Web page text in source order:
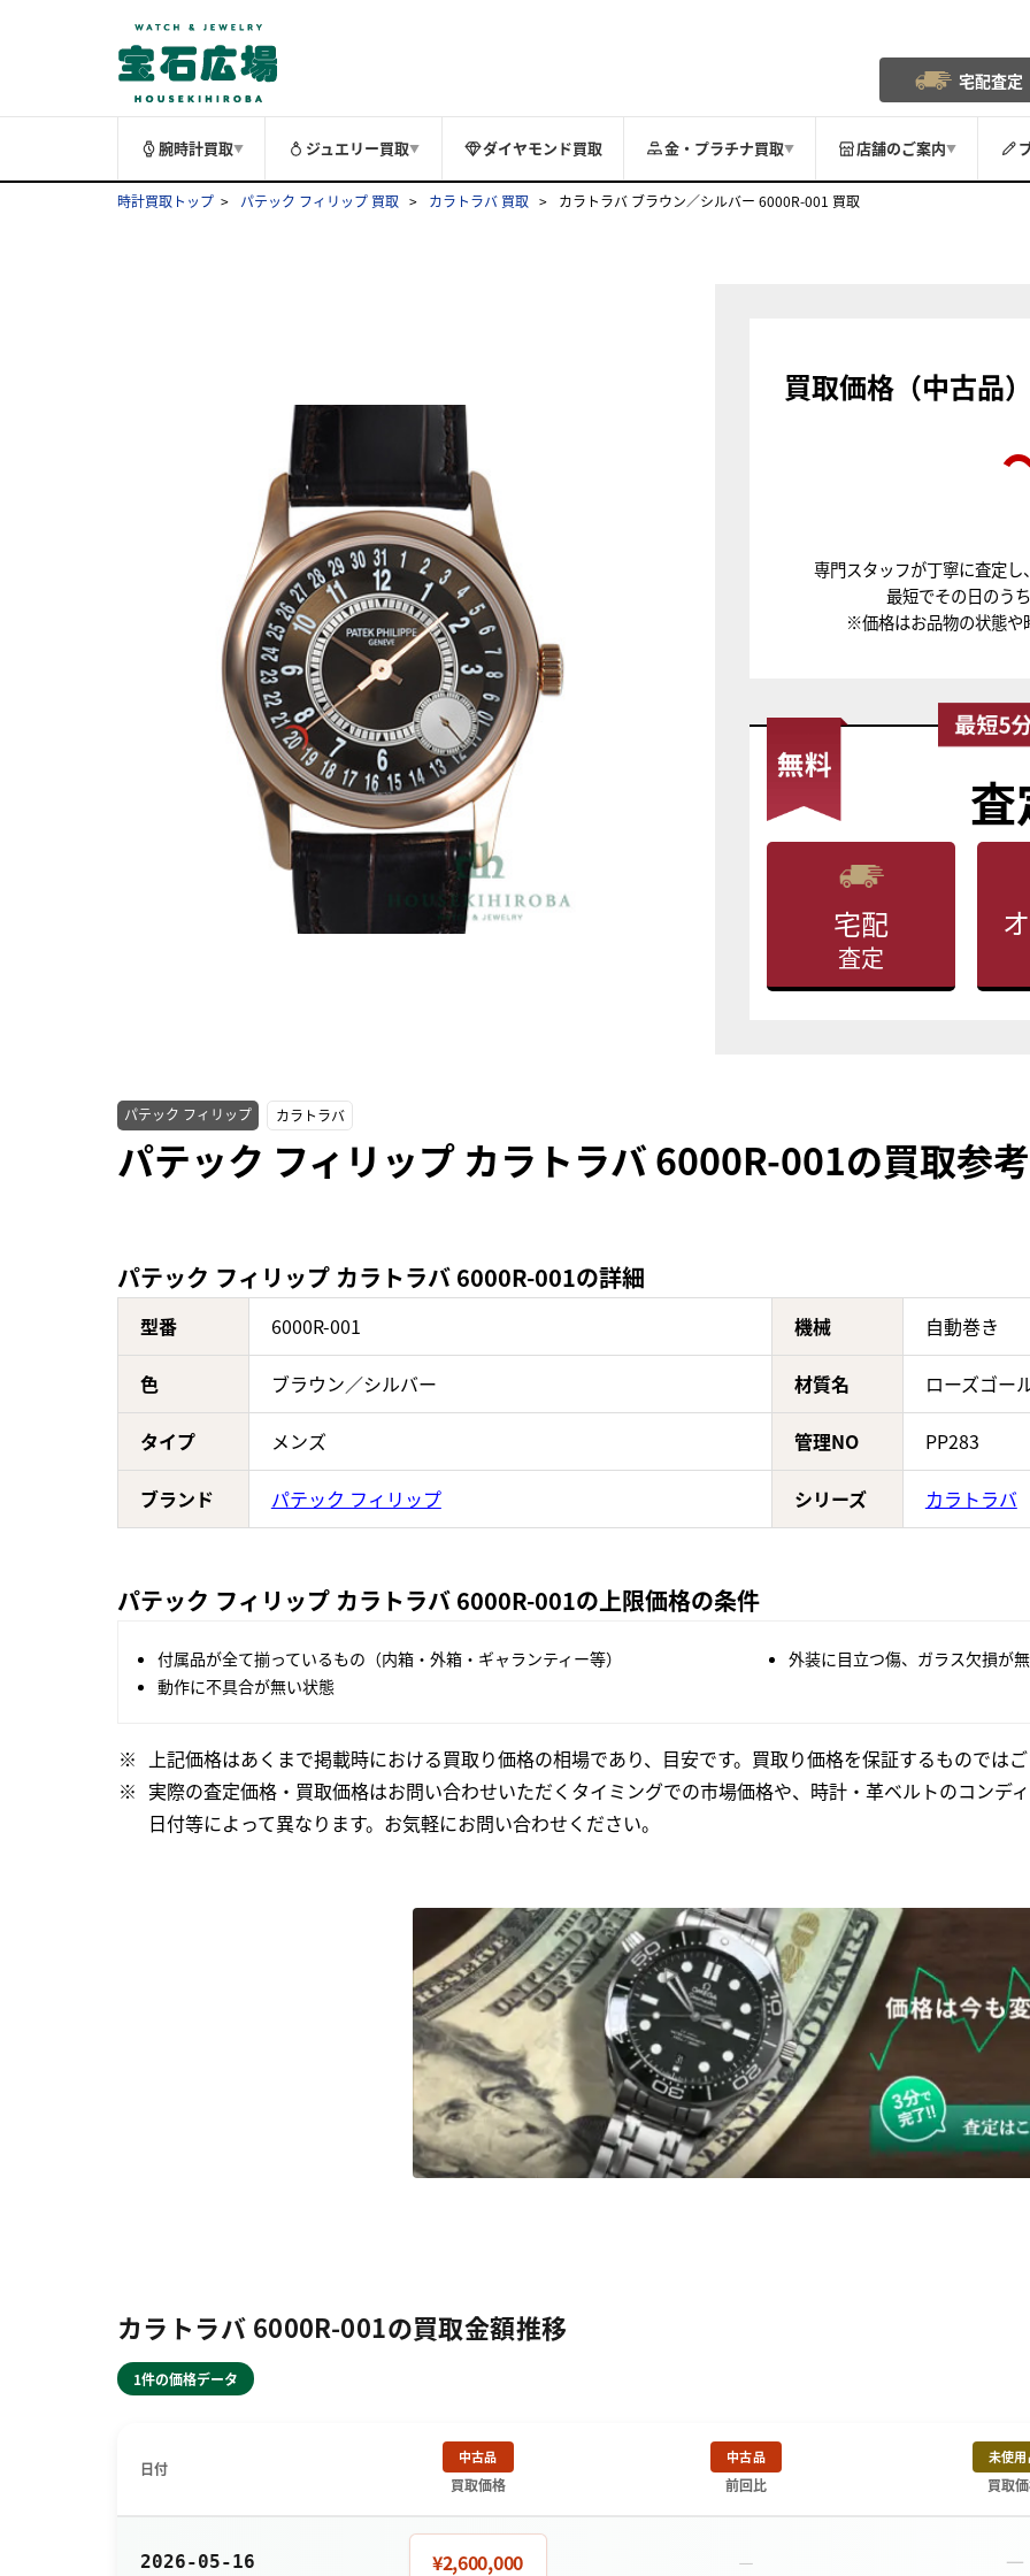
宅配査定
腕時計買取▼ ジュエリー買取▼ ダイヤモンド買取 金・プラチナ買取▼ 店舗のご案内▼
時計買取トップ パテック フィリップ 買取 カラトラバ 買取 カラトラバ ブラウン／シルバー 6000R-001 買取
買取価格（中古品
専門スタッフが丁寧に査定し
最短でその日のう
※価格はお品物の状態や
査
宅配
査定
パテック フィリップ カラトラバ
パテック フィリップ カラトラバ 6000R-001の買取参
パテック フィリップ カラトラバ 6000R-001の詳細
型番 6000R-001 機械 自動巻き
色 ブラウン／シルバー 材質名 ローズゴー
タイプ メンズ 管理NO PP283
ブランド パテック フィリップ シリーズ カラトラバ
パテック フィリップ カラトラバ 6000R-001の上限価格の条件
付属品が全て揃っているもの（内箱・外箱・ギャランティー等）
外装に目立つ傷、ガラス欠損が
動作に不具合が無い状態
上記価格はあくまで掲載時における買取り価格の相場であり、目安です。買取り価格を保証するものではご
実際の査定価格・買取価格はお問い合わせいただくタイミングでの市場価格や、時計・革ベルトのコンデ
日付等によって異なります。お気軽にお問い合わせください。
カラトラバ 6000R-001の買取金額推移
1件の価格データ
日付
中古品
買取価格
中古品
前回比
未使
買取
2026-05-16 ¥2,600,000 － －